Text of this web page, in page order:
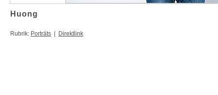
Huong
Rubrik: Porträts Direktlink